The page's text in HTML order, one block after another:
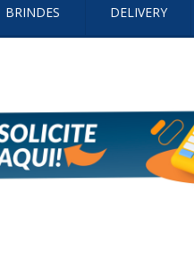
BRINDES DELIVERY